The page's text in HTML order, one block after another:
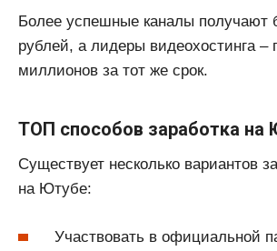
Более успешные каналы получают
рублей, а лидеры видеохостинга –
миллионов за тот же срок.
ТОП способов заработка на
Существует несколько вариантов
на Ютубе:
Участвовать в официальной